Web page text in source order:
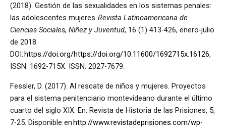
(2018). Gestión de las sexualidades en los sistemas penales:
las adolescentes mujeres.Revista Latinoamericana de
Ciencias Sociales, Niñez y Juventud, 16 (1) 413-426, enero-julio
de 2018.
DOI:https://doi.org/https://doi.org/10.11600/1692715x.16126,
ISSN: 1692-715X. ISSN: 2027-7679.
Fessler, D. (2017). Al rescate de niños y mujeres. Proyectos
para el sistema penitenciario montevideano durante el último
cuarto del siglo XIX. En: Revista de Historia de las Prisiones, 5,
7-25. Disponible enhttp://www.revistadeprisiones.com/wp-